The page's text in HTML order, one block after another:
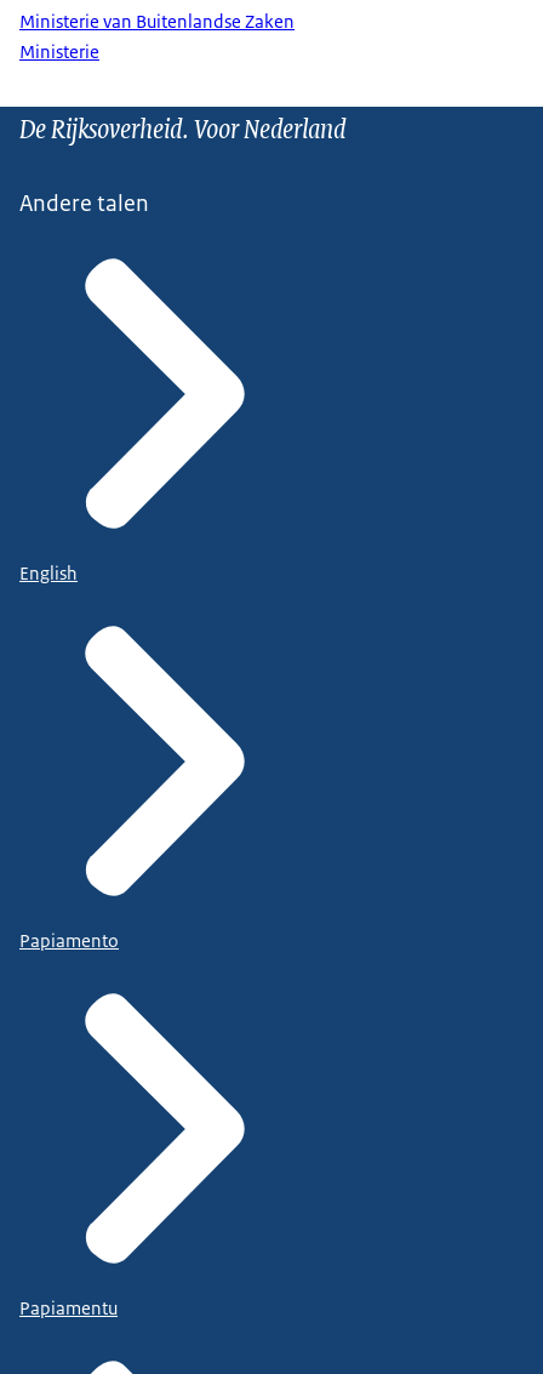
Ministerie van Buitenlandse Zaken
Ministerie
De Rijksoverheid. Voor Nederland
Andere talen
English
Papiamento
Papiamentu